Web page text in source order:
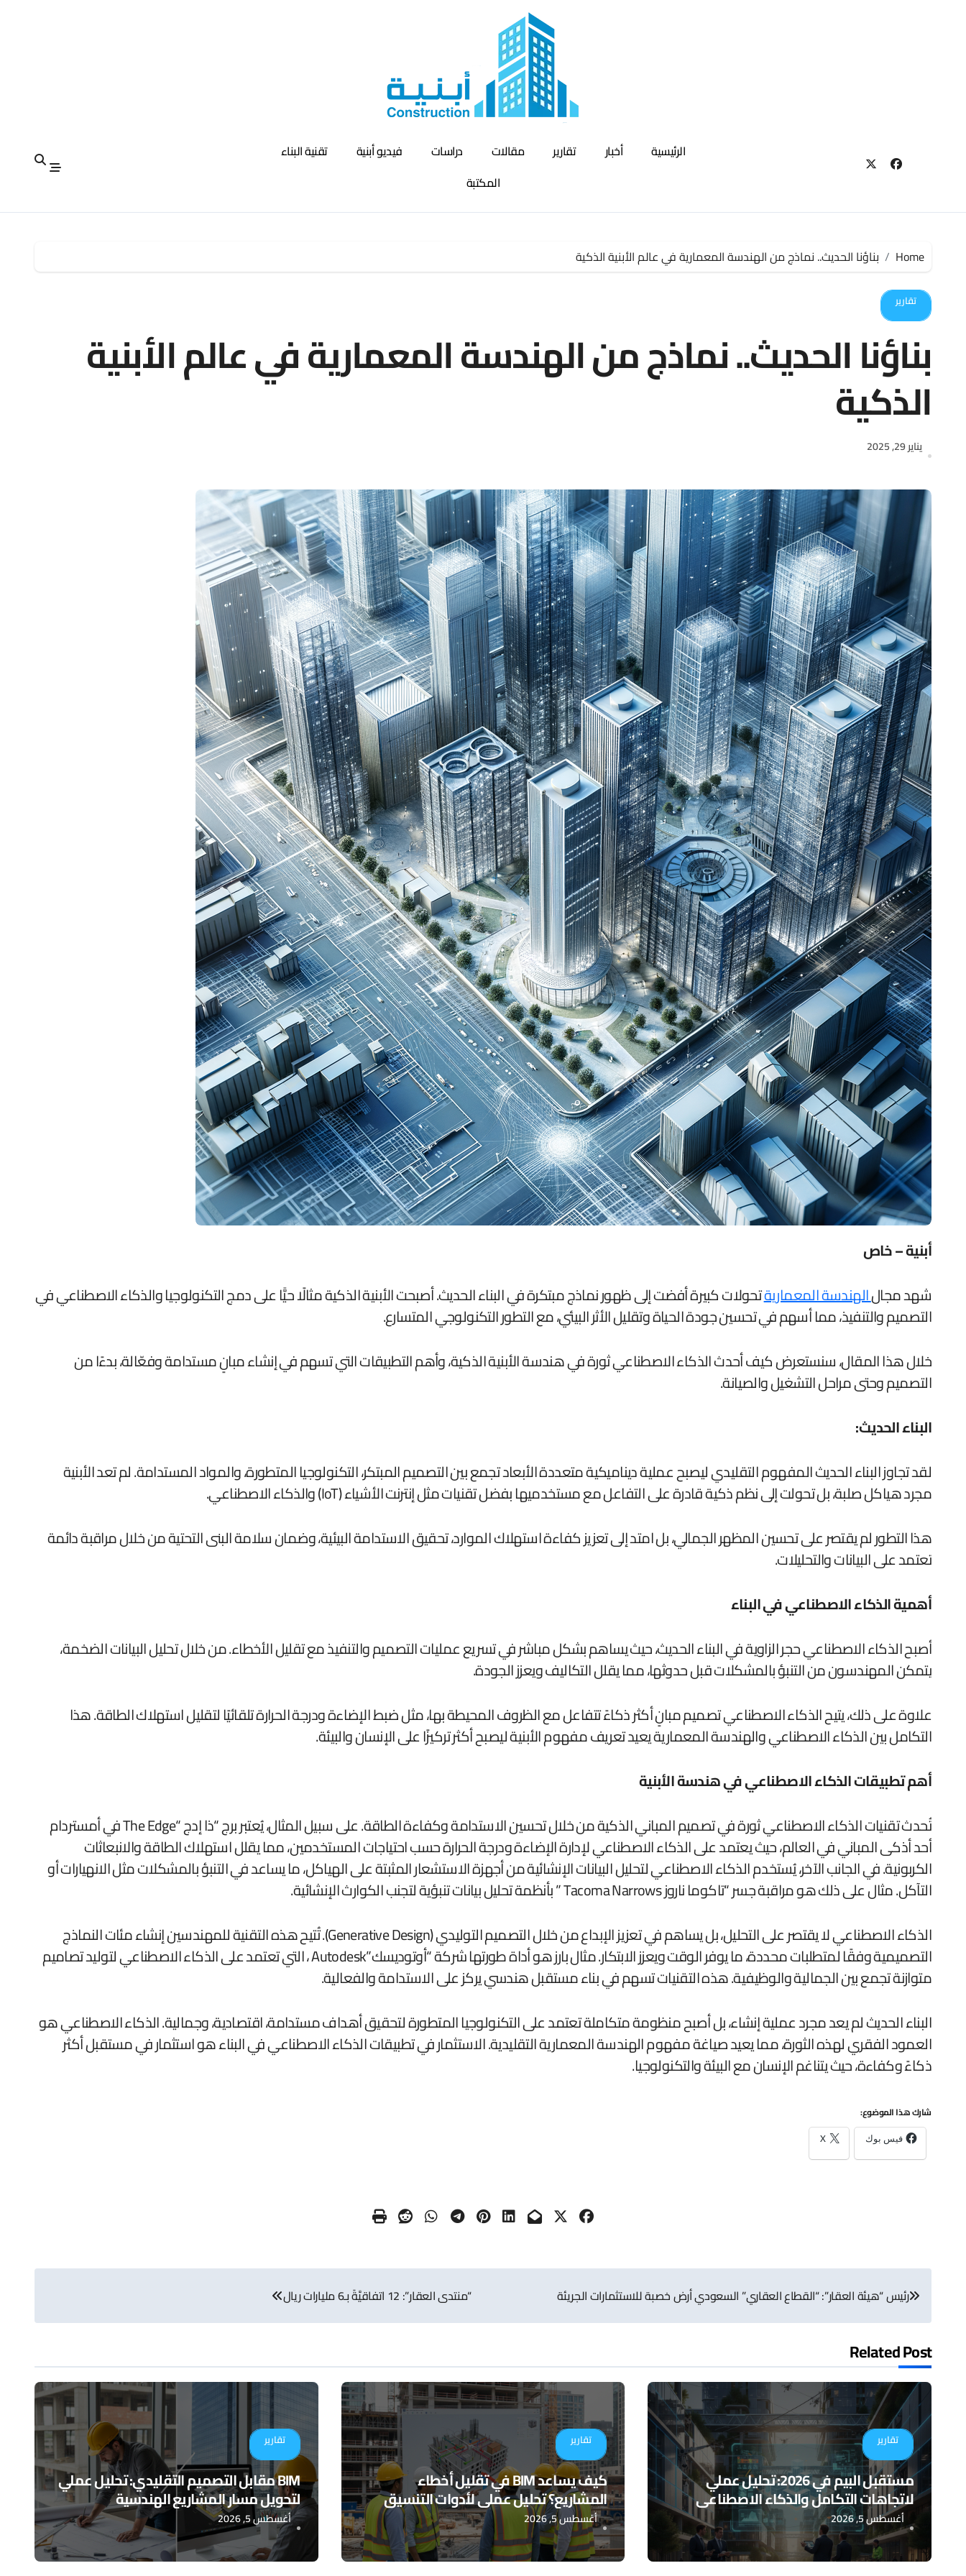
الرئيسية أخبار تقارير مقالات دراسات فيديو أبنية
تقنية البناء
المكتبة
Home بناؤنا الحديث.. نماذج من الهندسة المعمارية في عالم الأبنية الذكية
تقارير
بناؤنا الحديث.. نماذج من الهندسة المعمارية في عالم الأبنية
الذكية
يناير 29, 2025
أبنية – خاص
شهد مجالالهندسة المعماريةتحولات كبيرة أفضت إلى ظهور نماذج مبتكرة في البناء الحديث. أصبحت الأبنية الذكية مثالًا حيًّا على دمج التكنولوجيا والذكاء الاصطناعي في
التصميم والتنفيذ، مما أسهم في تحسين جودة الحياة وتقليل الأثر البيئي، مع التطور التكنولوجي المتسارع.
خلال هذا المقال، سنستعرض كيف أحدث الذكاء الاصطناعي ثورة في هندسة الأبنية الذكية، وأهم التطبيقات التي تسهم في إنشاء مبانٍ مستدامة وفعّالة، بدءًا من
التصميم وحتى مراحل التشغيل والصيانة.
البناء الحديث:
لقد تجاوز البناء الحديث المفهوم التقليدي ليصبح عملية ديناميكية متعددة الأبعاد تجمع بين التصميم المبتكر، التكنولوجيا المتطورة، والمواد المستدامة. لم تعد الأبنية
مجرد هياكل صلبة، بل تحولت إلى نظم ذكية قادرة على التفاعل مع مستخدميها بفضل تقنيات مثل إنترنت الأشياء (IoT) والذكاء الاصطناعي.
هذا التطور لم يقتصر على تحسين المظهر الجمالي، بل امتد إلى تعزيز كفاءة استهلاك الموارد، تحقيق الاستدامة البيئية، وضمان سلامة البنى التحتية من خلال مراقبة دائمة
تعتمد على البيانات والتحليلات.
أهمية الذكاء الاصطناعي في البناء
أصبح الذكاء الاصطناعي حجر الزاوية في البناء الحديث، حيث يساهم بشكل مباشر في تسريع عمليات التصميم والتنفيذ مع تقليل الأخطاء. من خلال تحليل البيانات الضخمة،
يتمكن المهندسون من التنبؤ بالمشكلات قبل حدوثها، مما يقلل التكاليف ويعزز الجودة.
علاوة على ذلك، يتيح الذكاء الاصطناعي تصميم مبانٍ أكثر ذكاءً تتفاعل مع الظروف المحيطة بها، مثل ضبط الإضاءة ودرجة الحرارة تلقائيًا لتقليل استهلاك الطاقة. هذا
التكامل بين الذكاء الاصطناعي والهندسة المعمارية يعيد تعريف مفهوم الأبنية ليصبح أكثر تركيزًا على الإنسان والبيئة.
أهم تطبيقات الذكاء الاصطناعي في هندسة الأبنية
تُحدث تقنيات الذكاء الاصطناعي ثورة في تصميم المباني الذكية من خلال تحسين الاستدامة وكفاءة الطاقة. على سبيل المثال، يُعتبر برج “ذا إدج “The Edge في أمستردام
أحد أذكى المباني في العالم، حيث يعتمد على الذكاء الاصطناعي لإدارة الإضاءة ودرجة الحرارة حسب احتياجات المستخدمين، مما يقلل استهلاك الطاقة والانبعاثات
الكربونية. في الجانب الآخر، يُستخدم الذكاء الاصطناعي لتحليل البيانات الإنشائية من أجهزة الاستشعار المثبتة على الهياكل، ما يساعد في التنبؤ بالمشكلات مثل الانهيارات أو
التآكل. مثال على ذلك هو مراقبة جسر “تاكوما ناروز Tacoma Narrows ” بأنظمة تحليل بيانات تنبؤية لتجنب الكوارث الإنشائية.
الذكاء الاصطناعي لا يقتصر على التحليل، بل يساهم في تعزيز الإبداع من خلال التصميم التوليدي (Generative Design). تُتيح هذه التقنية للمهندسين إنشاء مئات النماذج
التصميمية وفقًا لمتطلبات محددة، ما يوفر الوقت ويعزز الابتكار. مثال بارز هو أداة طورتها شركة “أوتوديسك”Autodesk ، التي تعتمد على الذكاء الاصطناعي لتوليد تصاميم
متوازنة تجمع بين الجمالية والوظيفية. هذه التقنيات تسهم في بناء مستقبل هندسي يركز على الاستدامة والفعالية.
البناء الحديث لم يعد مجرد عملية إنشاء، بل أصبح منظومة متكاملة تعتمد على التكنولوجيا المتطورة لتحقيق أهداف مستدامة، اقتصادية، وجمالية. الذكاء الاصطناعي هو
العمود الفقري لهذه الثورة، مما يعيد صياغة مفهوم الهندسة المعمارية التقليدية. الاستثمار في تطبيقات الذكاء الاصطناعي في البناء هو استثمار في مستقبل أكثر
ذكاءً وكفاءة، حيث يتناغم الإنسان مع البيئة والتكنولوجيا.
شارك هذا الموضوع:
فيس بوك X
تصفّح
المقالات
رئيس “هيئة العقار”: “القطاع العقاري” السعودي أرض خصبة للاستثمارات الجريئة “منتدى العقار”: 12 اتفاقيَّةً بـ6 مليارات ريال
Related Post
تقارير
مستقبل البيم في 2026: تحليل عملي
لاتجاهات التكامل والذكاء الاصطناعي
أغسطس 5, 2026
تقارير
كيف يساعد BIM في تقليل أخطاء
المشاريع؟ تحليل عملي لأدوات التنسيق
الرقمي
أغسطس 5, 2026
تقارير
BIM مقابل التصميم التقليدي: تحليل عملي
لتحويل مسار المشاريع الهندسية
أغسطس 5, 2026